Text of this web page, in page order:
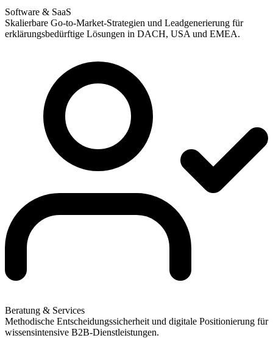
Software & SaaS
Skalierbare Go-to-Market-Strategien und Leadgenerierung für
erklärungsbedürftige Lösungen in DACH, USA und EMEA.
Beratung & Services
Methodische Entscheidungssicherheit und digitale Positionierung für
wissensintensive B2B-Dienstleistungen.